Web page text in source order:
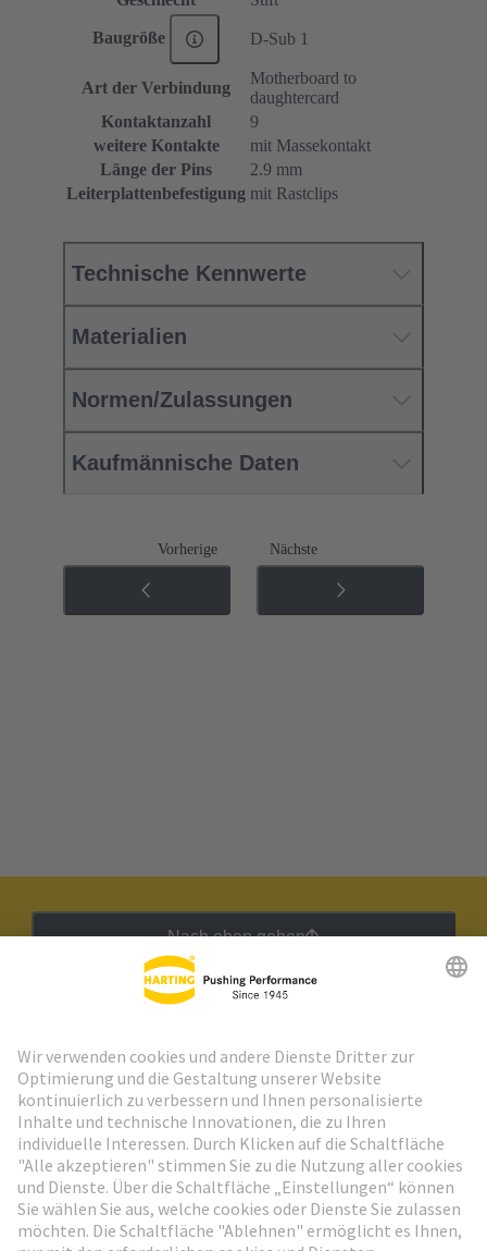
Baugröße D-Sub 1
Art der Verbindung
Motherboard to
daughtercard
Kontaktanzahl
9
weitere Kontakte
mit Massekontakt
Länge der Pins
2.9 mm
Leiterplattenbefestigung mit Rastclips
Technische Kennwerte
Materialien
Normen/Zulassungen
Kaufmännische Daten
Vorherige Nächste
Nach oben gehen
Weiter zur Anmeldung
Social Media